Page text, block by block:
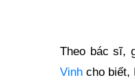
Theo bác sĩ,
Vinh cho biết,